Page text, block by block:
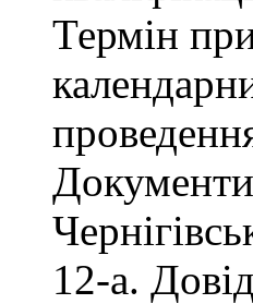
Термін
Документи
12-а.